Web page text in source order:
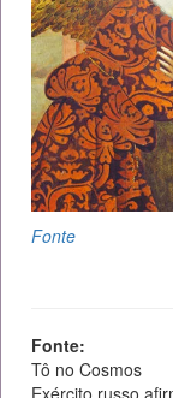
Fonte
Fonte:
Tô no Cosmos